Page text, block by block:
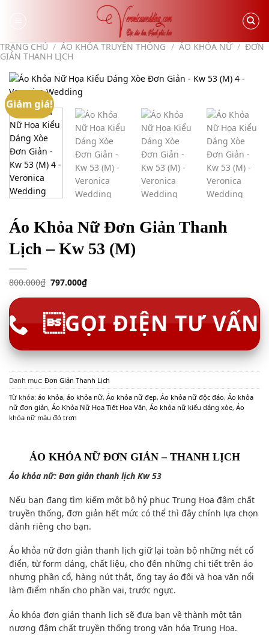
TRANG CHỦ / ÁO KHỎA TRUYỀN THỐNG / ÁO KHỎA NỮ / ĐƠN
GIẢN THANH LỊCH
Giảm giá!
Áo Khỏa Nữ Đơn Giản Thanh
Lịch – Kw 53 (M)
800.000₫ 797.000₫
GỌI ĐIỆN TƯ VẤN
Danh mục: Đơn Giản Thanh Lịch
Từ khóa: áo khỏa, áo khỏa nữ, Áo khỏa nữ đẹp, Áo khỏa nữ độc đáo, Áo khỏa
nữ đơn giản, Áo Khỏa Nữ Họa Tiết Hoa Văn, Áo khỏa nữ kiểu dáng xòe, Áo
khỏa nữ màu đỏ trơn
ÁO KHỎA NỮ ĐƠN GIẢN – THANH LỊCH
Áo khỏa nữ: Đơn giản thanh lịch Kw 53
Nếu bạn đang tìm kiếm một bộ hỷ phục Trung Hoa đậm chất
truyền thống, đơn giản hết mức có thể thì đây chính lựa chọn
dành riêng cho bạn.
Áo khỏa nữ đơn giản thanh lịch giữ lại toàn bộ những nét cổ
điển, từ form dáng, chất liệu, cho đến những chi tiết trên áo
nhưng phần cổ, hàng nút thắt, ống tay áo đôi và hoa văn nổi
làm điểm nhấn cho phần vai, trước ngực.
Áo khỏa đơn giản thanh lịch sẽ đưa bạn về thành một tân
nương đậm chất truyền thống trong văn hóa Trung Hoa.